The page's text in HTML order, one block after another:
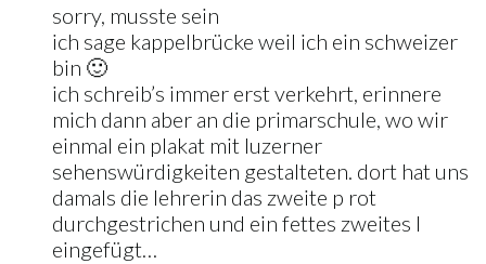
sorry, musste sein
ich sage kappelbrücke weil ich ein schweizer
bin 🙂
ich schreib’s immer erst verkehrt, erinnere
mich dann aber an die primarschule, wo wir
einmal ein plakat mit luzerner
sehenswürdigkeiten gestalteten. dort hat uns
damals die lehrerin das zweite p rot
durchgestrichen und ein fettes zweites l
eingefügt…